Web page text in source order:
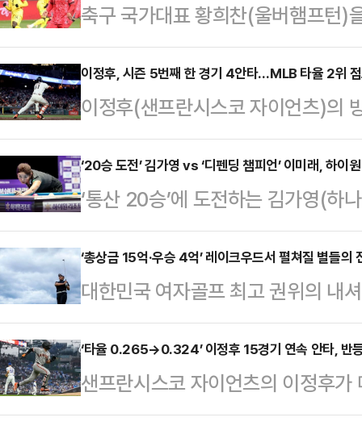
축구 국가대표 황희찬(울버햄프턴)
갑질 의혹'이 경찰의 불송치 결정으
따르면 서울 송파경찰서는 황희찬
유로 지난달 20일 불송치 결정을
사는 황희찬 소속사 직원들이 사기,
혐의를 저질렀다고 주장하며 두 차
2024년 황희찬 측과 체결한 계약
용이 포함돼…
이정후, 시즌 5번째 한 경기 4안타…MLB 타율 2위
이정후(샌프란시스코 자이언츠)의
(한국시간) 미국 캘리포니아주 샌
메이저리그 워싱턴 내셔널스와의
5타수 4안타 2득점 맹타를 휘둘렀
21번째 멀티 히트를 달성함과 동시
전부터 이어진 연속 경기 안타 행진
거 추신수(2013년 7월 3~23일 신
25일~8…
‘20승 도전’ 김가영 vs ‘디펜딩 챔피언’ 이미래, 하이
‘통산 20승’에 도전하는 김가영(하
리조트)가 우승 길목에서 물러설
강원도 정선군 하이원리조트 그랜
2026-27시즌 2차 투어 ’국민의
언십‘ LPBA 8강에서 김상아(하림
에 진출했다.직전 투어이자 시즌
승에 단 두 걸음만을 남겨 놓게 됐
개막 투어…
‘총상금 15억·우승 4억’ 레이크우드서 펼쳐질 별들의
대한민국 여자골프 최고 권위의 내
글로벌 프리미엄 브랜드와 손을 잡
세데스-벤츠 코리아와 대한골프협
벤츠 제40회 한국여자오픈골프선
간 경기도 양주시 레이크우드 컨트
‘타율 0.265→0.324’ 이정후 15경기 연속 안타, 반
샌프란시스코 자이언츠의 이정후
귀 후 리그 최정상급 타격감을 과시